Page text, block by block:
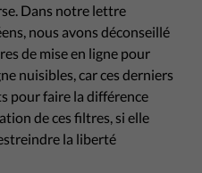
Dans notre lettre
nous avons déconseillé
de mise en ligne pour
nuisibles, car ces derniers
pour faire la différence
de ces filtres, si elle
la liberté